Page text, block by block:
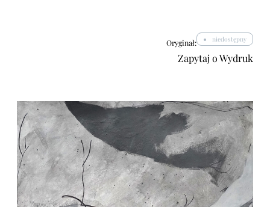
Oryginał: niedostępny
Zapytaj o Wydruk